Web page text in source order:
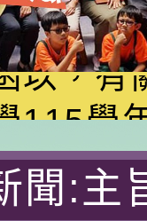
庭教育
」、
祖孫樂
不絕-
向下一
以，有
員留職
可一案
115學
招代課
年度國
核定一
民及學
聞:主